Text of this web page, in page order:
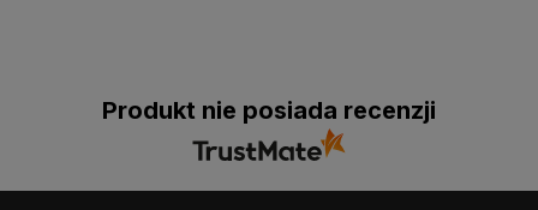
Produkt nie posiada recenzji